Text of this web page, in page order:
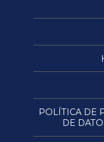
POLÍTICA DE
DE